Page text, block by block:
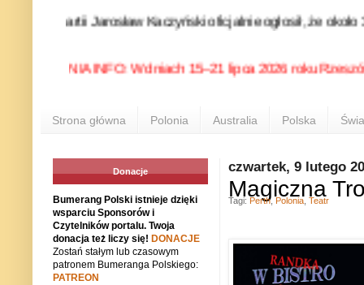
partii Jarosław Kaczyński oficjalnie ogłosił, że około
POLONIA INFO: W dniach 15–21 lipca 2026 roku
Strona główna Polonia Australia Polska
czwartek, 9 lutego
Magiczna
Tagi: Perth, Polonia Teatr
Donacje
Bumerang Polski istnieje dzięki
wsparciu Sponsorów i
Czytelników portalu. Twoja
donacja też liczy się! DONACJE
Zostań stałym lub czasowym
patronem Bumeranga Polskiego:
PATREON